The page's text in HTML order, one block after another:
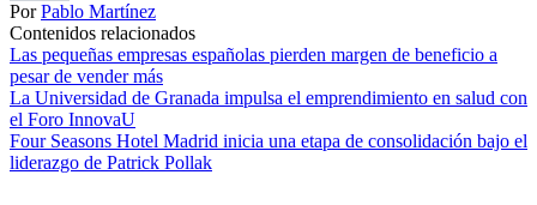
PorPablo Martínez
Contenidos relacionados
Las pequeñas empresas españolas pierden margen de beneficio a
pesar de vender más
La Universidad de Granada impulsa el emprendimiento en salud con
el Foro InnovaU
Four Seasons Hotel Madrid inicia una etapa de consolidación bajo el
liderazgo de Patrick Pollak